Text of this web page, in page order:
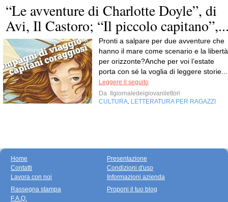
“Le avventure di Charlotte Doyle”, di
Avi, Il Castoro; “Il piccolo
Pronti a salpare per due avventure che
hanno il mare come scenario e la libertà
per orizzonte?Anche per voi l’estate
porta con sé la voglia di leggere storie...
Leggere il seguito
Da
Ilgiornaledeigiovanilettori
CULTURA LETTERATURA PER RAGAZZI
Home
Contatti
Lavora con noi
Presentazione
Condizioni d'uso
Informazioni azienda
Rassegna stampa
F.A.Q.
Proponi il tuo blog